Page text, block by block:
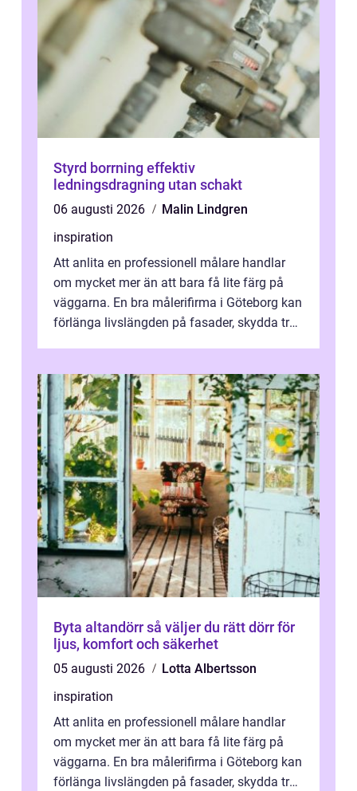
Styrd borrning effektiv
ledningsdragning utan schakt
06 augusti 2026
Malin Lindgren
inspiration
Att anlita en professionell målare handlar
om mycket mer än att bara få lite färg på
väggarna. En bra målerifirma i Göteborg kan
förlänga livslängden på fasader, skydda trä
Byta altandörr så väljer du rätt dörr för
ljus, komfort och säkerhet
05 augusti 2026
Lotta Albertsson
inspiration
Att anlita en professionell målare handlar
om mycket mer än att bara få lite färg på
väggarna. En bra målerifirma i Göteborg kan
förlänga livslängden på fasader, skydda trä